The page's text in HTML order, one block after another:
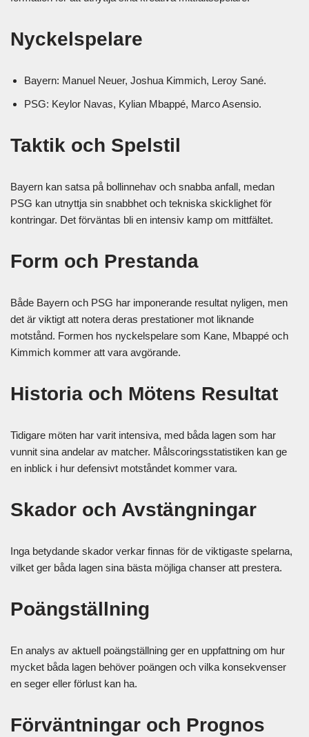
Nyckelspelare
Bayern: Manuel Neuer, Joshua Kimmich, Leroy Sané.
PSG: Keylor Navas, Kylian Mbappé, Marco Asensio.
Taktik och Spelstil
Bayern kan satsa på bollinnehav och snabba anfall, medan
PSG kan utnyttja sin snabbhet och tekniska skicklighet för
kontringar. Det förväntas bli en intensiv kamp om mittfältet.
Form och Prestanda
Både Bayern och PSG har imponerande resultat nyligen, men
det är viktigt att notera deras prestationer mot liknande
motstånd. Formen hos nyckelspelare som Kane, Mbappé och
Kimmich kommer att vara avgörande.
Historia och Mötens Resultat
Tidigare möten har varit intensiva, med båda lagen som har
vunnit sina andelar av matcher. Målscoringsstatistiken kan ge
en inblick i hur defensivt motståndet kommer vara.
Skador och Avstängningar
Inga betydande skador verkar finnas för de viktigaste spelarna,
vilket ger båda lagen sina bästa möjliga chanser att prestera.
Poängställning
En analys av aktuell poängställning ger en uppfattning om hur
mycket båda lagen behöver poängen och vilka konsekvenser
en seger eller förlust kan ha.
Förväntningar och Prognos